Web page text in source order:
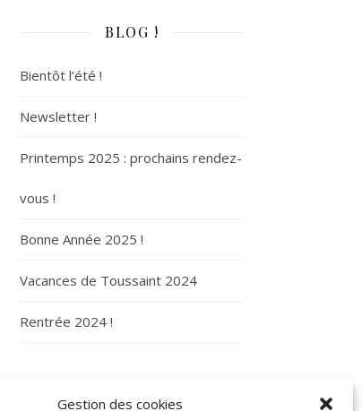
Gestion des cookies
BLOG !
Bientôt l’été !
Newsletter !
Printemps 2025 : prochains rendez-
vous !
Bonne Année 2025 !
Vacances de Toussaint 2024
Rentrée 2024 !